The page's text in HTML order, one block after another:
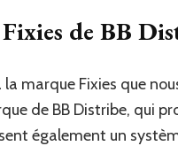
Fixies de BB
la marque Fixies que
de BB Distribe, qui
également un